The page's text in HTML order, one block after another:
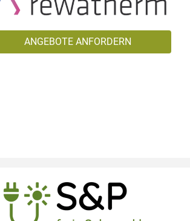
ANGEBOTE ANFORDERN